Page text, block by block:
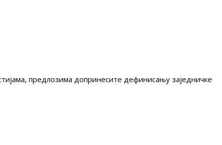
предлозима допринесите дефинисању заједничке